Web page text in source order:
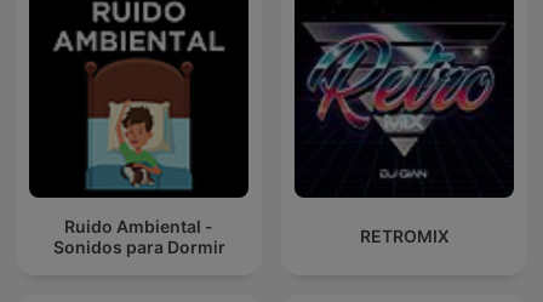
Ruido Ambiental -
Sonidos para Dormir
RETROMIX